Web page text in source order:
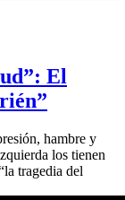
El
hambre y
los tienen
tragedia del